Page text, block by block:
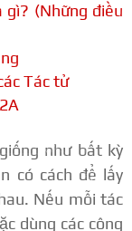
gì? (Những điều
Tác tử
như bất kỳ
có cách để lấy
Nếu mỗi tác
dùng các công